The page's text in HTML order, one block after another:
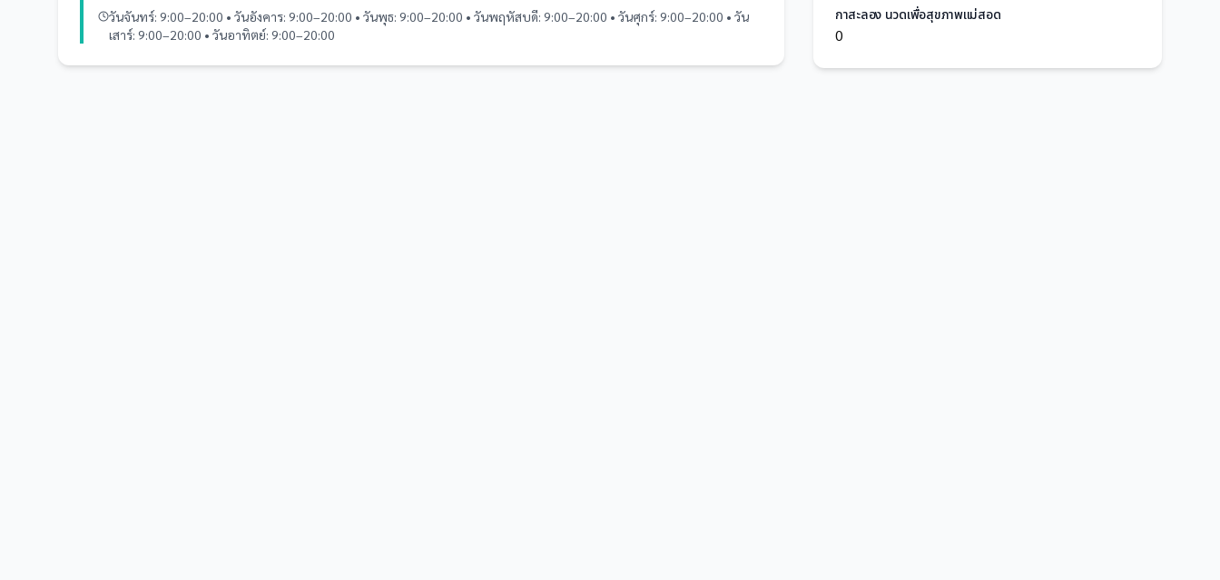
วันจันทร์: 9:00–20:00 • วันอังคาร: 9:00–20:00 • วันพุธ: 9:00–20:00 • วันพฤหัสบดี: 9:00–20:00 • วันศุกร์: 9:00–20:00 • วัน
เสาร์: 9:00–20:00 • วันอาทิตย์: 9:00–20:00
กาสะลอง นวดเพื่อสุขภาพแม่สอด
0